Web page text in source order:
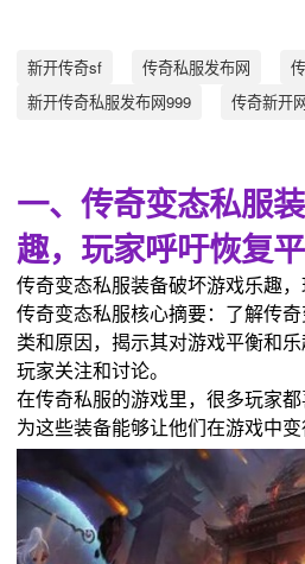
新开传奇sf 传奇私服发布网
新开传奇私服发布网999
传奇新开
一、传奇变态私服
趣，玩家呼吁恢复
传奇变态私服装备破坏游戏乐趣
传奇变态私服核心摘要：了解传
类和原因，揭示其对游戏平衡和
玩家关注和讨论。
在传奇私服的游戏里，很多玩家
为这些装备能够让他们在游戏中变